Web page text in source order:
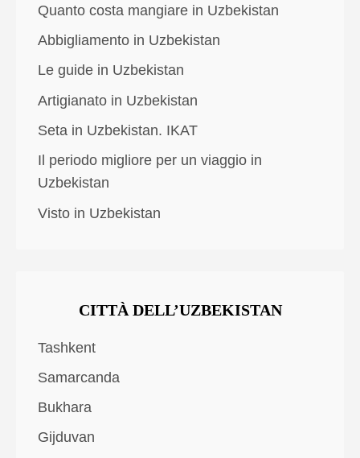
Quanto costa mangiare in Uzbekistan
Abbigliamento in Uzbekistan
Le guide in Uzbekistan
Artigianato in Uzbekistan
Seta in Uzbekistan. IKAT
Il periodo migliore per un viaggio in
Uzbekistan
Visto in Uzbekistan
CITTÀ DELL’UZBEKISTAN
Tashkent
Samarcanda
Bukhara
Gijduvan